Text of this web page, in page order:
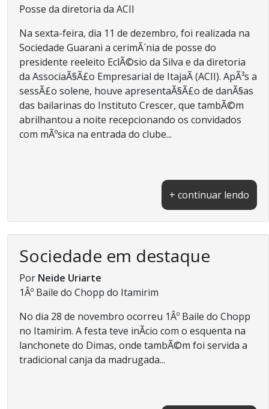
Posse da diretoria da ACII
Na sexta-feira, dia 11 de dezembro, foi realizada na
Sociedade Guarani a cerimÃ´nia de posse do
presidente reeleito EclÃ©sio da Silva e da diretoria
da AssociaÃ§Ã£o Empresarial de ItajaÃ­ (ACII). ApÃ³s a
sessÃ£o solene, houve apresentaÃ§Ã£o de danÃ§as
das bailarinas do Instituto Crescer, que tambÃ©m
abrilhantou a noite recepcionando os convidados
com mÃºsica na entrada do clube...
+ continuar lendo
Sociedade em destaque
Por Neide Uriarte
1Âº Baile do Chopp do Itamirim
No dia 28 de novembro ocorreu 1Âº Baile do Chopp
no Itamirim. A festa teve inÃ­cio com o esquenta na
lanchonete do Dimas, onde tambÃ©m foi servida a
tradicional canja da madrugada...